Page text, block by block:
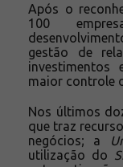
Após o
100
gestão de
investimentos
maior controle
Nos últimos
que traz
negócios; a
utilização do